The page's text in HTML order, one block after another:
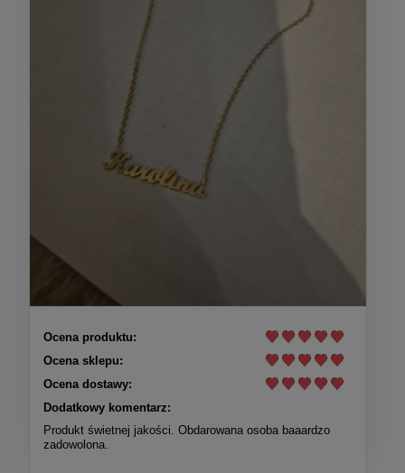
Ocena produktu:
Ocena sklepu:
Ocena dostawy:
Dodatkowy komentarz:
Produkt świetnej jakości. Obdarowana osoba baaardzo
zadowolona.